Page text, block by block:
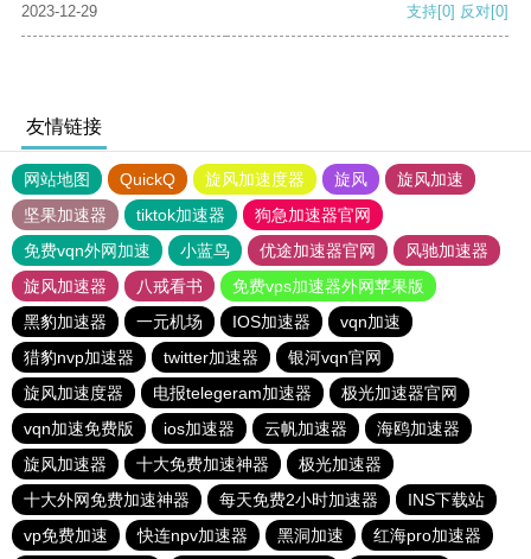
2023-12-29
支持[0] 反对[0]
友情链接
网站地图 QuickQ 旋风加速度器 旋风
旋风加速
坚果加速器
tiktok加速器
狗急加速器官网
免费vqn外网加速
小蓝鸟 优途加速器官网
风驰加速器
旋风加速器
八戒看书
免费vps加速器外网苹果版
黑豹加速器
一元机场 IOS加速器
vqn加速
猎豹nvp加速器
twitter加速器
银河vqn官网
旋风加速度器
电报telegeram加速器
极光加速器官网
vqn加速免费版
ios加速器 云帆加速器
海鸥加速器
旋风加速器
十大免费加速神器
极光加速器
十大外网免费加速神器
每天免费2小时加速器
INS下载站
vp免费加速
快连npv加速器 黑洞加速 红海pro加速器